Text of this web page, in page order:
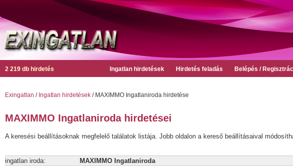
2 219 db hirdetés Ingatlan hirdetések Hirdetés feladás Belépés /
Exingatlan / Ingatlan hirdetések / MAXIMMO Ingatlaniroda hirdetése
MAXIMMO Ingatlaniroda hirdetései
A keresési beállításoknak megfelelő találatok listája. Jobb oldalon a kereső beállításaival
ingatlan iroda:
MAXIMMO Ingatlaniroda